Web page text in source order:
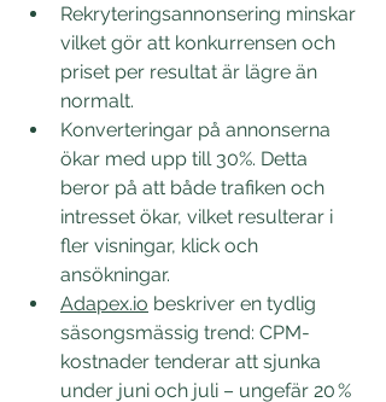
Rekryteringsannonsering minskar
vilket gör att konkurrensen och
priset per resultat är lägre än
normalt.
Konverteringar på annonserna
ökar med upp till 30%. Detta
beror på att både trafiken och
intresset ökar, vilket resulterar i
fler visningar, klick och
ansökningar.
Adapex.io beskriver en tydlig
säsongsmässig trend: CPM-
kostnader tenderar att sjunka
under juni och juli – ungefär 20 %